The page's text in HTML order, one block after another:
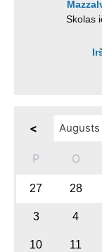
Skolas
<
P O
27 28
3 4
10 11